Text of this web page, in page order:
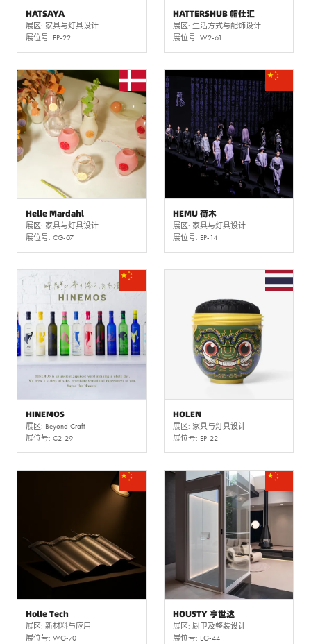
HATSAYA
展区: 家具与灯具设计
展位号: EP-22
HATTERSHUB 帽仕汇
展区: 生活方式与配饰设计
展位号: W2-61
Helle Mardahl
展区: 家具与灯具设计
展位号: CG-07
HEMU 荷木
展区: 家具与灯具设计
展位号: EP-14
HINEMOS
展区: Beyond Craft
展位号: C2-29
HOLEN
展区: 家具与灯具设计
展位号: EP-22
Holle Tech
展区: 新材料与应用
展位号: WG-70
HOUSTY 亨世达
展区: 厨卫及整装设计
展位号: EG-44